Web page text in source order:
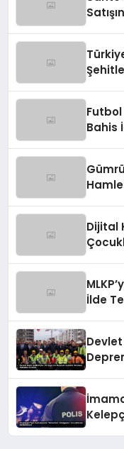
Futbol
Bahis
Dijital
İlde